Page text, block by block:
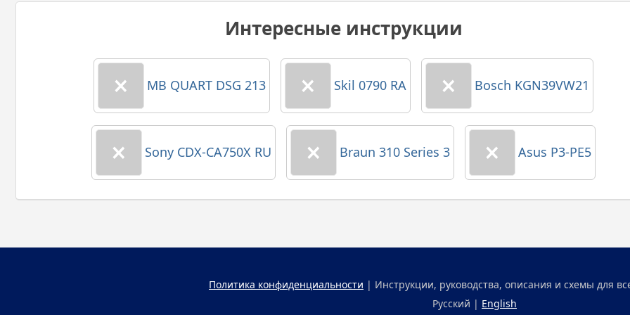
Интересные инструкции
MB QUART DSG 213 Skil 0790 RA Bosch KGN39VW21
Sony CDX-CA750X RU Braun 310 Series 3 Asus P3-PE5
Политика конфиденциальности | Инструкции, руководства, описания и схемы для
Русский | English